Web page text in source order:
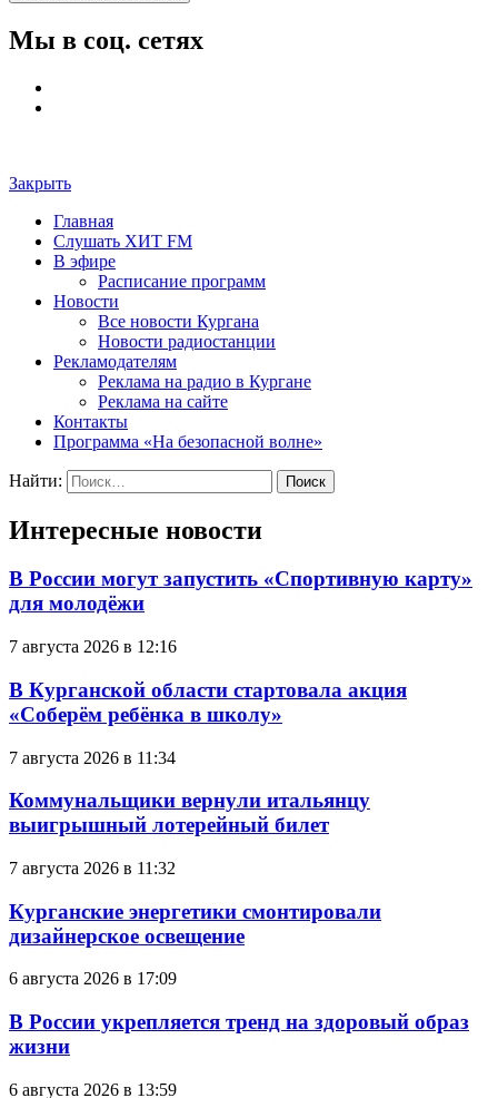
Мы в соц. сетях
Закрыть
Главная
Слушать ХИТ FM
В эфире
Расписание программ
Новости
Все новости Кургана
Новости радиостанции
Рекламодателям
Реклама на радио в Кургане
Реклама на сайте
Контакты
Программа «На безопасной волне»
Найти:
Интересные новости
В России могут запустить «Спортивную карту»
для молодёжи
7 августа 2026 в 12:16
В Курганской области стартовала акция
«Соберём ребёнка в школу»
7 августа 2026 в 11:34
Коммунальщики вернули итальянцу
выигрышный лотерейный билет
7 августа 2026 в 11:32
Курганские энергетики смонтировали
дизайнерское освещение
6 августа 2026 в 17:09
В России укрепляется тренд на здоровый образ
жизни
6 августа 2026 в 13:59